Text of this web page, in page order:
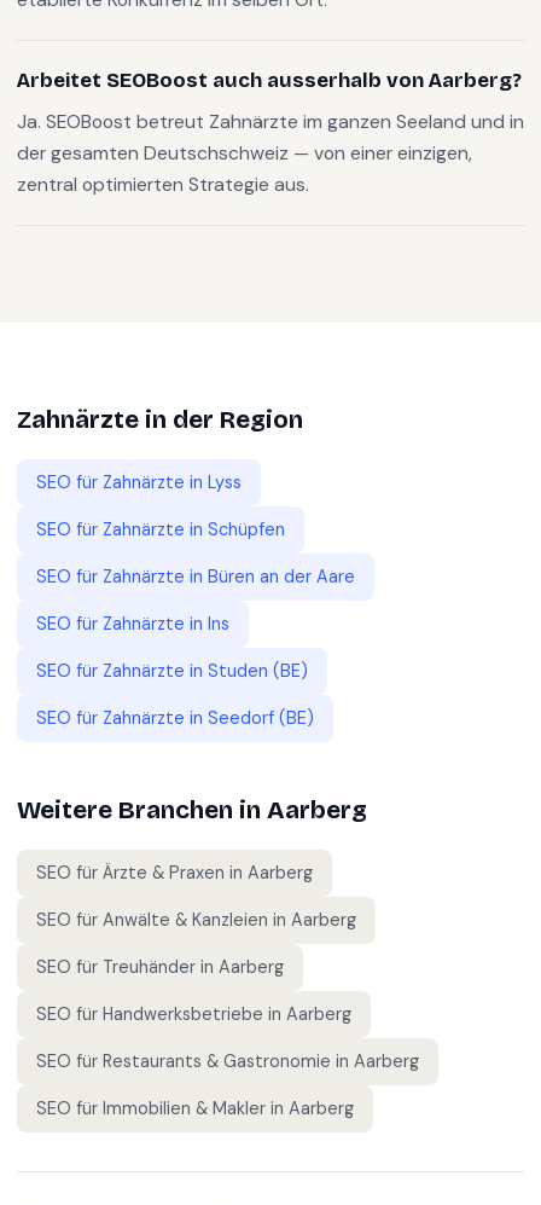
Arbeitet SEOBoost auch ausserhalb von Aarberg?
Ja. SEOBoost betreut Zahnärzte im ganzen Seeland und in
der gesamten Deutschschweiz — von einer einzigen,
zentral optimierten Strategie aus.
Zahnärzte in der Region
SEO für Zahnärzte in Lyss
SEO für Zahnärzte in Schüpfen
SEO für Zahnärzte in Büren an der Aare
SEO für Zahnärzte in Ins
SEO für Zahnärzte in Studen (BE)
SEO für Zahnärzte in Seedorf (BE)
Weitere Branchen in Aarberg
SEO für Ärzte & Praxen in Aarberg
SEO für Anwälte & Kanzleien in Aarberg
SEO für Treuhänder in Aarberg
SEO für Handwerksbetriebe in Aarberg
SEO für Restaurants & Gastronomie in Aarberg
SEO für Immobilien & Makler in Aarberg